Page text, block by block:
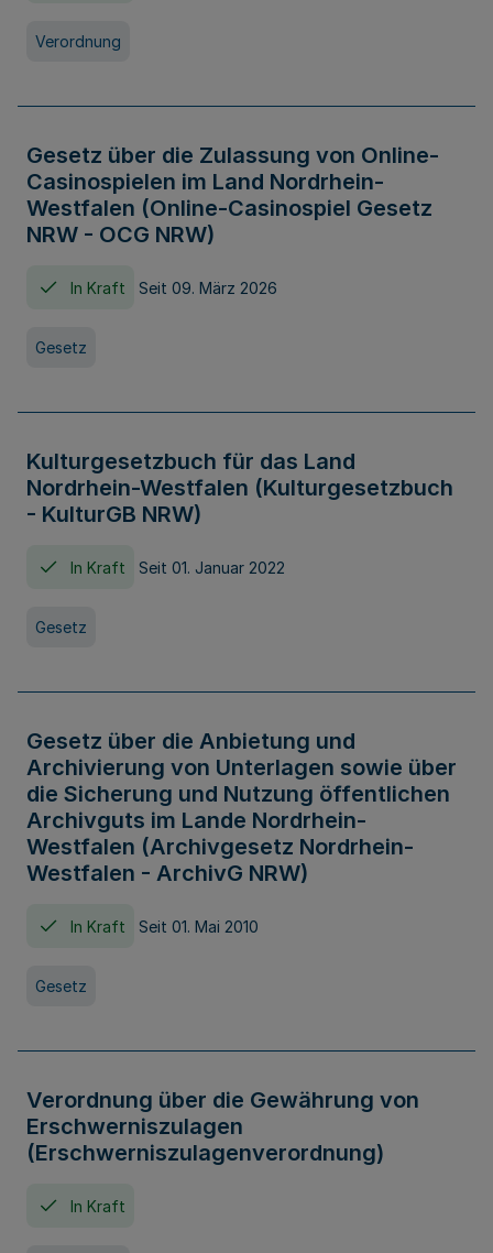
Verordnung
Gesetz über die Zulassung von Online-
Casinospielen im Land Nordrhein-
Westfalen (Online-Casinospiel Gesetz
NRW - OCG NRW)
In Kraft Seit 09. März 2026
Gesetz
Kulturgesetzbuch für das Land
Nordrhein-Westfalen (Kulturgesetzbuch
- KulturGB NRW)
In Kraft Seit 01. Januar 2022
Gesetz
Gesetz über die Anbietung und
Archivierung von Unterlagen sowie über
die Sicherung und Nutzung öffentlichen
Archivguts im Lande Nordrhein-
Westfalen (Archivgesetz Nordrhein-
Westfalen - ArchivG NRW)
In Kraft Seit 01. Mai 2010
Gesetz
Verordnung über die Gewährung von
Erschwerniszulagen
(Erschwerniszulagenverordnung)
In Kraft